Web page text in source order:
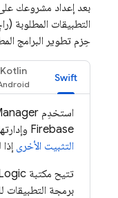
التطبيقات المطلوبة
حِزم تطوير البرامج
Swift
Kotlin
Firebase وإدارتها. يمكنك الاطّلاع على
التثبيت الأخرى
تتيح مكتبة
برمجة التطبيقات